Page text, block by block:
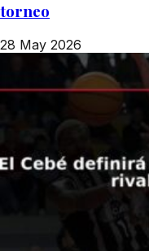
torneo
28 May 2026